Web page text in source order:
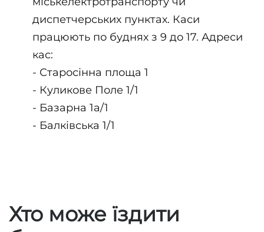
диспетчерських пунктах. Каси
працюють по буднях з 9 до 17. Адреси
кас:
- Старосінна площа 1
- Куликове Поле 1/1
- Базарна 1а/1
- Балківська 1/1
Хто може їздити